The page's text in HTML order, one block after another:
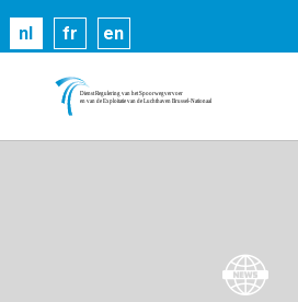
nl fr en
Cookies helpen ons bij het
diensten. Door gebruik te maken
gaat u akkoord met ons gebruik
informatie